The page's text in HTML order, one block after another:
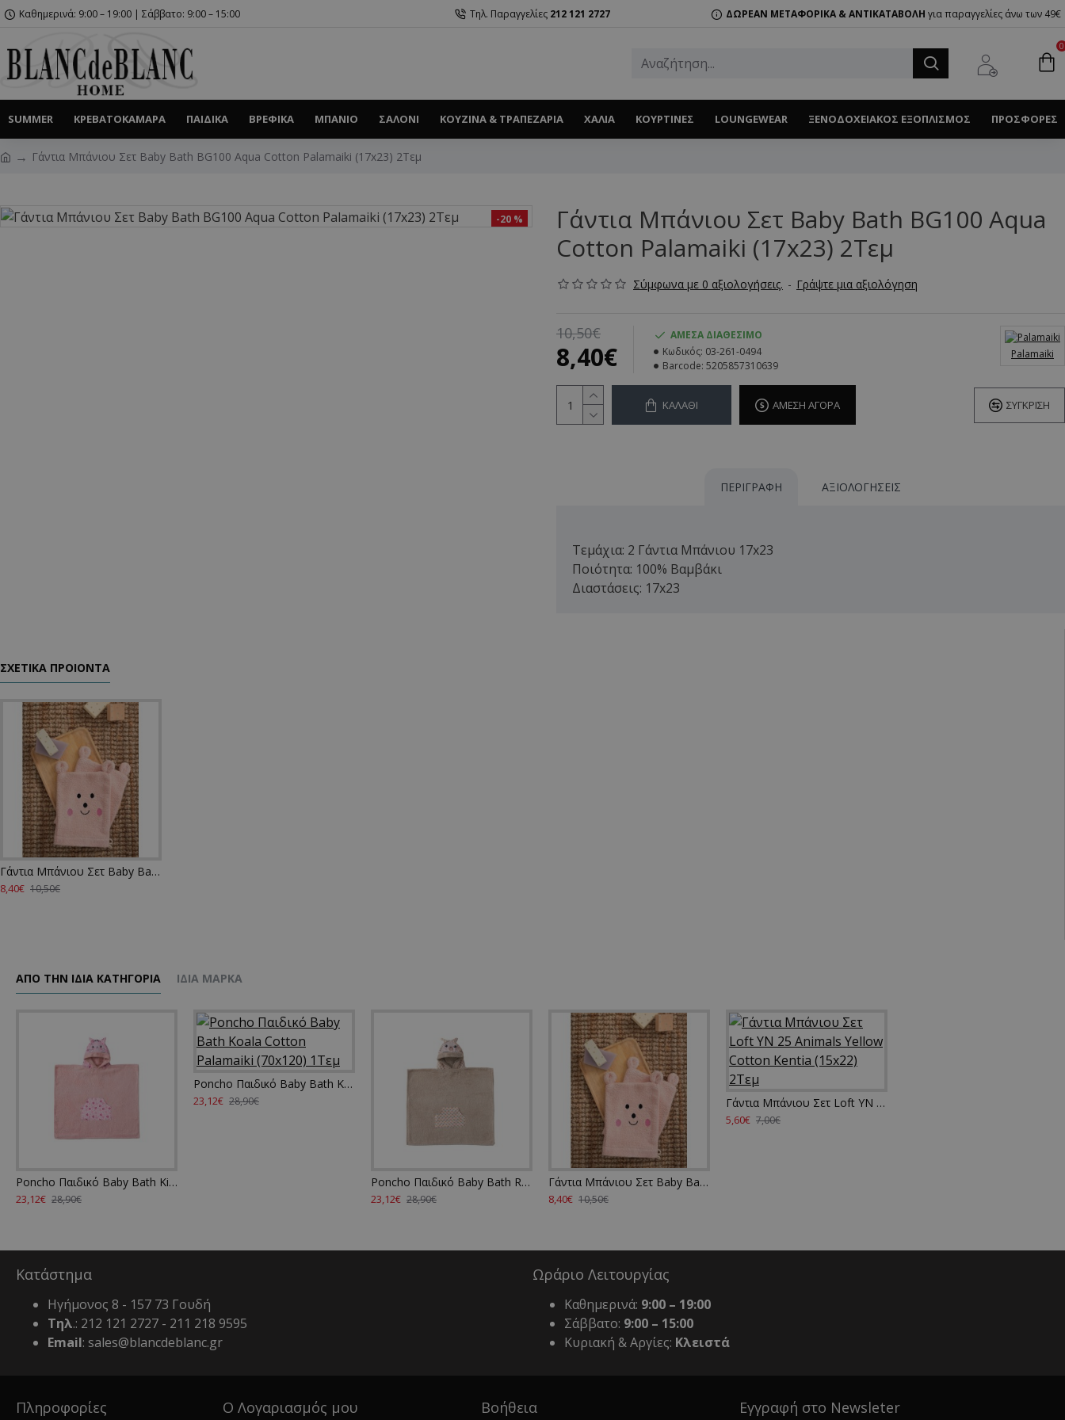
Καθημερινά: 9:00 – 19:00 | Σάββατο: 9:00 – 15:00 Τηλ. Παραγγελίες 212 121 2727 ΔΩΡΕΑΝ ΜΕΤΑΦΟΡΙΚΑ & ΑΝΤΙΚΑΤΑΒΟΛΗ για παραγγελίες άνω των 49€
0
SUMMER ΚΡΕΒΑΤΟΚΆΜΑΡΑ ΠΑΙΔΙΚΆ ΒΡΕΦΙΚΆ ΜΠΆΝΙΟ ΣΑΛΌΝΙ ΚΟΥΖΊΝΑ & ΤΡΑΠΕΖΑΡΊΑ ΧΑΛΙΆ ΚΟΥΡΤΊΝΕΣ LOUNGEWEAR ΞΕΝΟΔΟΧΕΙΑΚΌΣ ΕΞΟΠΛΙΣΜΌΣ ΠΡΟΣΦΟΡΈΣ
Γάντια Μπάνιου Σετ Baby Bath BG100 Aqua Cotton Palamaiki (17x23) 2Τεμ
-20 %
Γάντια Μπάνιου Σετ Baby Bath BG100 Aqua
Cotton Palamaiki (17x23) 2Τεμ
Σύμφωνα με 0 αξιολογήσεις. - Γράψτε μια αξιολόγηση
8,40€
10,50€
ΆΜΕΣΑ ΔΙΑΘΈΣΙΜΟ
Κωδικός: 03-261-0494
Barcode: 5205857310639
Palamaiki
ΚΑΛΆΘΙ ΆΜΕΣΗ ΑΓΟΡΆ ΣΎΓΚΡΙΣΗ
ΠΕΡΙΓΡΑΦΉ ΑΞΙΟΛΟΓΉΣΕΙΣ
Τεμάχια: 2 Γάντια Μπάνιου 17x23
Ποιότητα: 100% Βαμβάκι
Διαστάσεις: 17x23
ΣΧΕΤΙΚΑ ΠΡΟΙΟΝΤΑ
Γάντια Μπάνιου Σετ Baby Bath BG100 Pink Cotton Palamaiki (17x23) 2Τεμ
8,40€ 10,50€
ΑΠΌ ΤΗΝ ΊΔΙΑ ΚΑΤΗΓΌΡΙΑ ΊΔΙΑ ΜΆΡΚΑ
Poncho Παιδικό Baby Bath Kitty Cotton Palamaiki (70x120) 1Τεμ
23,12€ 28,90€
Poncho Παιδικό Baby Bath Koala Cotton Palamaiki (70x120) 1Τεμ
23,12€ 28,90€
Poncho Παιδικό Baby Bath Rab Cotton Palamaiki (70x120) 1Τεμ
23,12€ 28,90€
Γάντια Μπάνιου Σετ Baby Bath BG100 Pink Cotton Palamaiki (17x23) 2Τεμ
8,40€ 10,50€
Γάντια Μπάνιου Σετ Loft YN 25 Animals Yellow Cotton Kentia (15x22) 2Τεμ
5,60€ 7,00€
Κατάστημα
Ηγήμονος 8 - 157 73 Γουδή
Τηλ.: 212 121 2727 - 211 218 9595
Email: sales@blancdeblanc.gr
Ωράριο Λειτουργίας
Καθημερινά: 9:00 – 19:00
Σάββατο: 9:00 – 15:00
Κυριακή & Αργίες: Κλειστά
Πληροφορίες Ο Λογαριασμός μου Βοήθεια Εγγραφή στο Newsleter